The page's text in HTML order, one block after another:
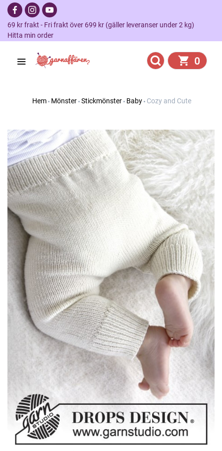
69 kr frakt - Fri frakt över 699 kr (gäller leveranser under 2 kg)
Hitta min order
0
Hem Mönster Stickmönster Baby Cozy and Cute